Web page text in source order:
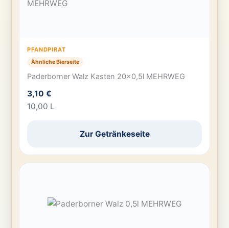
PFANDPIRAT
Ähnliche Bierseite
Paderborner Walz Kasten 20×0,5l MEHRWEG
3,10 €
10,00 L
Zur Getränkeseite